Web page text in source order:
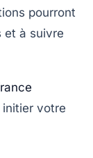
pourront
et à suivre
votre